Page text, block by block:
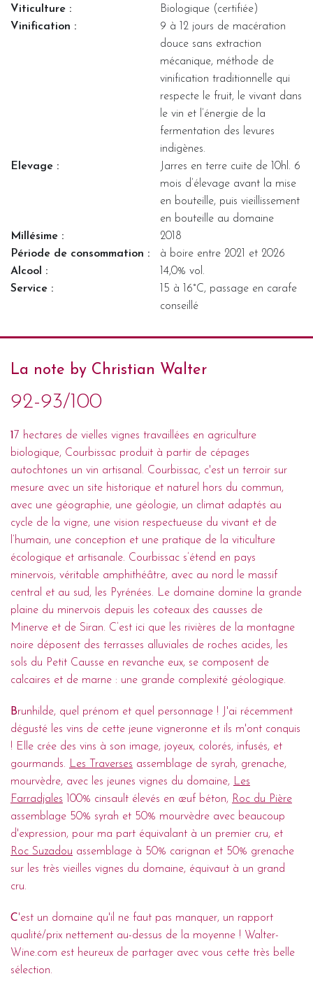
La note by Christian Walter
92-93/100
1 7 hectares de vielles vignes travaillées en agriculture
biologique, Courbissac produit à partir de cépages
autochtones un vin artisanal. Courbissac, c'est un terroir sur
mesure avec un site historique et naturel hors du commun,
avec une géographie, une géologie, un climat adaptés au
cycle de la vigne, une vision respectueuse du vivant et de
l’humain, une conception et une pratique de la viticulture
écologique et artisanale. Courbissac s’étend en pays
minervois, véritable amphithéâtre, avec au nord le massif
central et au sud, les Pyrénées. Le domaine domine la grande
plaine du minervois depuis les coteaux des causses de
Minerve et de Siran. C’est ici que les rivières de la montagne
noire déposent des terrasses alluviales de roches acides, les
sols du Petit Causse en revanche eux, se composent de
calcaires et de marne : une grande complexité géologique.
Brunhilde, quel prénom et quel personnage ! J'ai récemment
dégusté les vins de cette jeune vigneronne et ils m'ont conquis
! Elle crée des vins à son image, joyeux, colorés, infusés, et
gourmands. Les Traverses assemblage de syrah, grenache,
mourvèdre, avec les jeunes vignes du domaine, Les
Farradjales 100% cinsault élevés en œuf béton, Roc du Pière
assemblage 50% syrah et 50% mourvèdre avec beaucoup
d'expression, pour ma part équivalant à un premier cru, et
Roc Suzadou assemblage à 50% carignan et 50% grenache
sur les très vieilles vignes du domaine, équivaut à un grand
cru.
C'est un domaine qu'il ne faut pas manquer, un rapport
qualité/prix nettement au-dessus de la moyenne ! Walter-
Wine.com est heureux de partager avec vous cette très belle
sélection.
Viticulture :
Biologique (certifiée)
Vinification :
9 à 12 jours de macération
douce sans extraction
mécanique, méthode de
vinification traditionnelle qui
respecte le fruit, le vivant dans
le vin et l’énergie de la
fermentation des levures
indigènes.
Elevage :
Jarres en terre cuite de 10hl. 6
mois d’élevage avant la mise
en bouteille, puis vieillissement
en bouteille au domaine
Millésime :
2018
Période de consommation :
à boire entre 2021 et 2026
Alcool :
14,0% vol.
Service :
15 à 16°C, passage en carafe
conseillé